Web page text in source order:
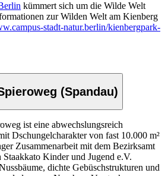
kümmert sich um die Wilde Welt
zur Wilden Welt am Kienberg
stadt-natur.berlin/kienbergpark-
(Spandau)
ist eine abwechslungsreich
Dschungelcharakter von fast 10.000 m²
Zusammenarbeit mit dem Bezirksamt
Staakkato Kinder und Jugend e.V.
dichte Gebüschstrukturen und